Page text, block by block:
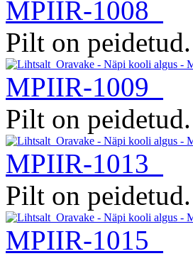
MPIIR-1008
Pilt on peidetud.
MPIIR-1009
Pilt on peidetud.
MPIIR-1013
Pilt on peidetud.
MPIIR-1015